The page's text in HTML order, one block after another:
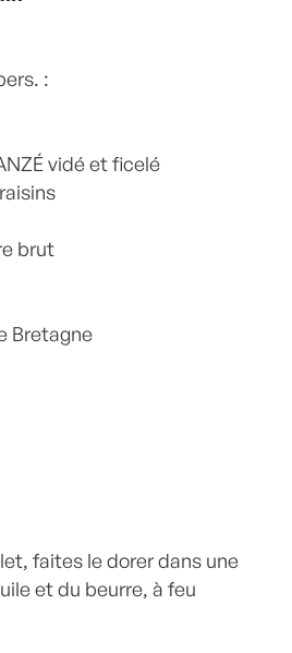
:
vidé et ficelé
brut
Bretagne
faites le dorer dans une
et du beurre, à feu